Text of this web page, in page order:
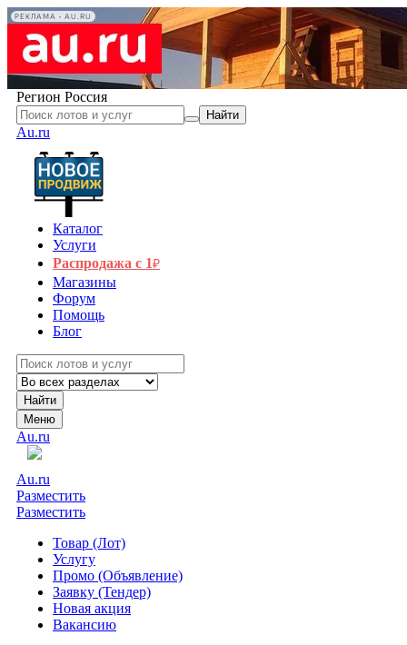
РЕКЛАМА • AU.RU
Регион Россия
Найти
Au.ru
Каталог
Услуги
Распродажа с 1₽
Магазины
Форум
Помощь
Блог
Найти
Меню
Au.ru
Au.ru
Разместить
Разместить
Товар (Лот)
Услугу
Промо (Объявление)
Заявку (Тендер)
Новая акция
Вакансию